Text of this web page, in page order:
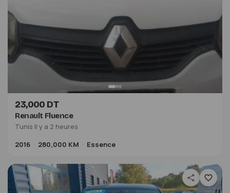
23,000 DT
Renault Fluence
Tunis·Il y a 2 heures
2016
280,000 KM Essence